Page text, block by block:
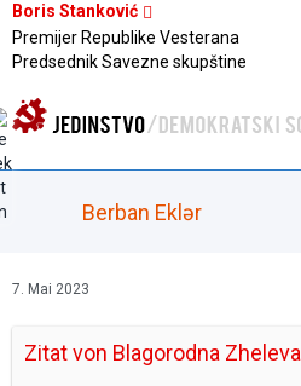
Boris Stanković
Premijer Republike Vesterana
Predsednik Savezne skupštine
Berban Eklər
7. Mai 2023
Zitat von Blagorodna Zheleva